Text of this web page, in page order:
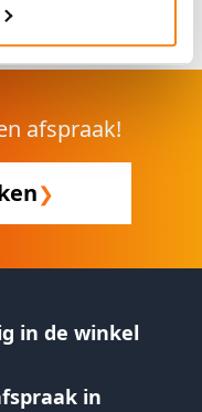
afspraak!
❯
in de winkel
in